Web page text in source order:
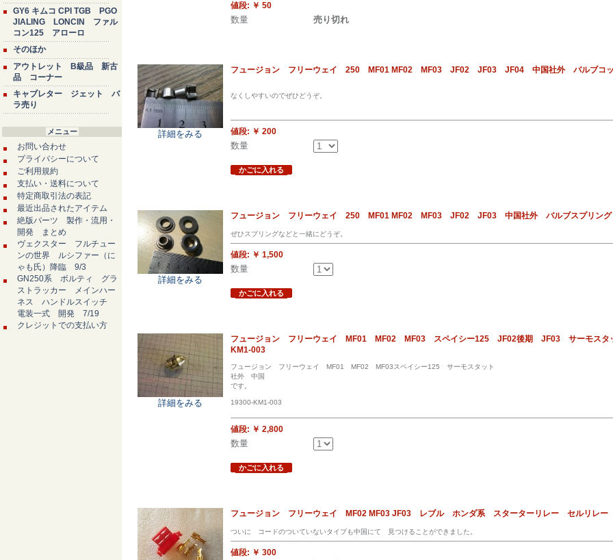
GY6 キムコ CPI TGB PGO
JIALING LONCIN ファル
コン125 アローロ
そのほか
アウトレット B級品 新古
品 コーナー
キャブレター ジェット バ
ラ売り
メニュー
お問い合わせ
プライバシーについて
ご利用規約
支払い・送料について
特定商取引法の表記
最近出品されたアイテム
絶版パーツ 製作・流用・
開発 まとめ
ヴェクスター フルチュー
ンの世界 ルシファー（に
ゃも氏）降臨 9/3
GN250系 ボルティ グラ
ストラッカー メインハー
ネス ハンドルスイッチ
電装一式 開発 7/19
クレジットでの支払い方
値段: ￥ 50
数量 売り切れ
詳細をみる
フュージョン フリーウェイ 250 MF01 MF02 MF03 JF02 JF03 JF04 中国社外 バルブコ
なくしやすいのでぜひどうぞ。
値段: ￥ 200
数量
かごに入れる
詳細をみる
フュージョン フリーウェイ 250 MF01 MF02 MF03 JF02 JF03 中国社外 バルブスプリン
ぜひスプリングなどと一緒にどうぞ。
値段: ￥ 1,500
数量
かごに入れる
詳細をみる
フュージョン フリーウェイ MF01 MF02 MF03 スペイシー125 JF02後期 JF03 サーモ
KM1-003
フュージョン フリーウェイ MF01 MF02 MF03スペイシー125 サーモスタット
社外 中国
です。
19300-KM1-003
値段: ￥ 2,800
数量
かごに入れる
フュージョン フリーウェイ MF02 MF03 JF03 レブル ホンダ系 スターターリレー セルリレ
ついに コードのついていないタイプも中国にて 見つけることができました。
値段: ￥ 300